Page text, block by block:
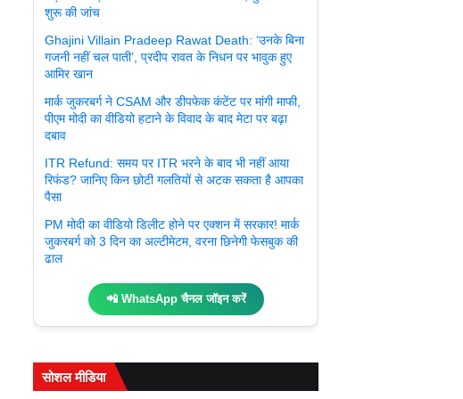
शुरू की जांच
Ghajini Villain Pradeep Rawat Death: ‘उनके बिना
गजनी नहीं चल पाती’, प्रदीप रावत के निधन पर भावुक हुए
आमिर खान
मार्क जुकरबर्ग ने CSAM और डीपफेक कंटेंट पर मांगी माफी,
पीएम मोदी का वीडियो हटाने के विवाद के बाद मेटा पर बढ़ा
दबाव
ITR Refund: समय पर ITR भरने के बाद भी नहीं आया
रिफंड? जानिए किन छोटी गलतियों से अटक सकता है आपका
पैसा
PM मोदी का वीडियो डिलीट होने पर एक्शन में सरकार! मार्क
जुकरबर्ग को 3 दिन का अल्टीमेटम, वरना छिनेगी फेसबुक की
ढाल
📲 WhatsApp चैनल जॉइन करें
सोशल मीडिया